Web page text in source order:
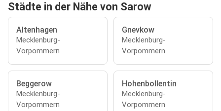
Städte in der Nähe von Sarow
Altenhagen
Mecklenburg-
Vorpommern
Gnevkow
Mecklenburg-
Vorpommern
Beggerow
Mecklenburg-
Vorpommern
Hohenbollentin
Mecklenburg-
Vorpommern